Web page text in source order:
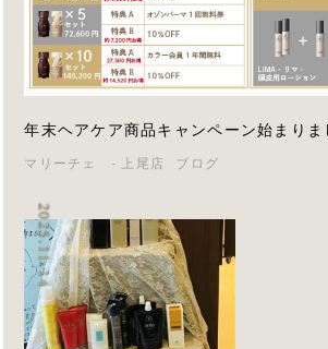
年末ヘアケア商品キャンペーン始まりま
マリーチェ - 上尾店 ブログ
2025.11.14